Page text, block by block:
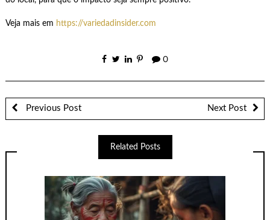
Veja mais em https://variedadinsider.com
0
Previous Post Next Post
Related Posts